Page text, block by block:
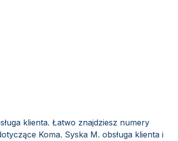
klienta. Łatwo znajdziesz numery
Koma. Syska M. obsługa klienta i